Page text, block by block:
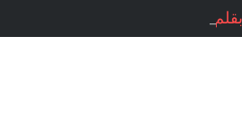
الشاعرة المبدعة: أحلام بن حورية